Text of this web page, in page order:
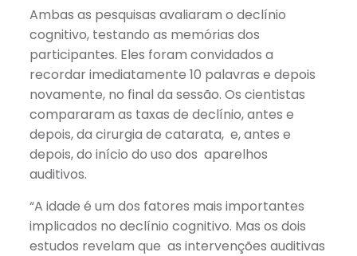
Ambas as pesquisas avaliaram o declínio
cognitivo, testando as memórias dos
participantes. Eles foram convidados a
recordar imediatamente 10 palavras e depois
novamente, no final da sessão. Os cientistas
compararam as taxas de declínio, antes e
depois, da cirurgia de catarata, e, antes e
depois, do início do uso dos aparelhos
auditivos.
“A idade é um dos fatores mais importantes
implicados no declínio cognitivo. Mas os dois
estudos revelam que as intervenções auditivas